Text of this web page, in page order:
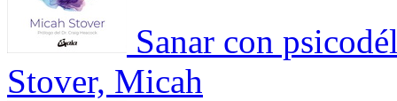
Sanar con
Stover, Micah